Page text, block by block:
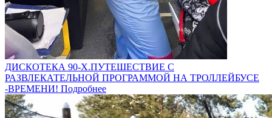
ДИСКОТЕКА 90-Х.ПУТЕШЕСТВИЕ С
РАЗВЛЕКАТЕЛЬНОЙ ПРОГРАММОЙ НА ТРОЛЛЕЙБУСЕ
-ВРЕМЕНИ! Подробнее